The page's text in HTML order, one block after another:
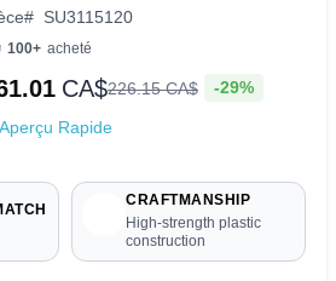
# SU3115120
100+ acheté
CA$226.15CA$ -29%
Aperçu Rapide
CRAFTMANSHIP
High-strength plastic
construction